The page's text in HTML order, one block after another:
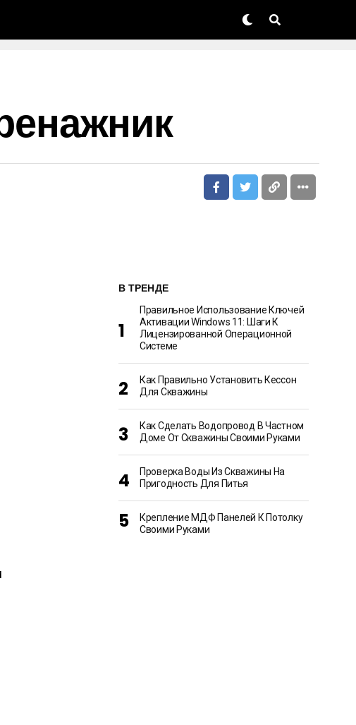
В ТРЕНДЕ
Правильное Использование Ключей
Активации Windows 11: Шаги К
Лицензированной Операционной
Системе
Как Правильно Установить Кессон
Для Скважины
Как Сделать Водопровод В Частном
Доме От Скважины Своими Руками
Проверка Воды Из Скважины На
Пригодность Для Питья
Крепление МДФ Панелей К Потолку
Своими Руками